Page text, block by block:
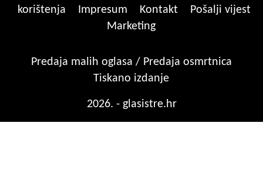
korištenja
Impresum Kontakt
Pošalji vijest
Marketing
Predaja malih oglasa / Predaja osmrtnica
Tiskano izdanje
2026. - glasistre.hr